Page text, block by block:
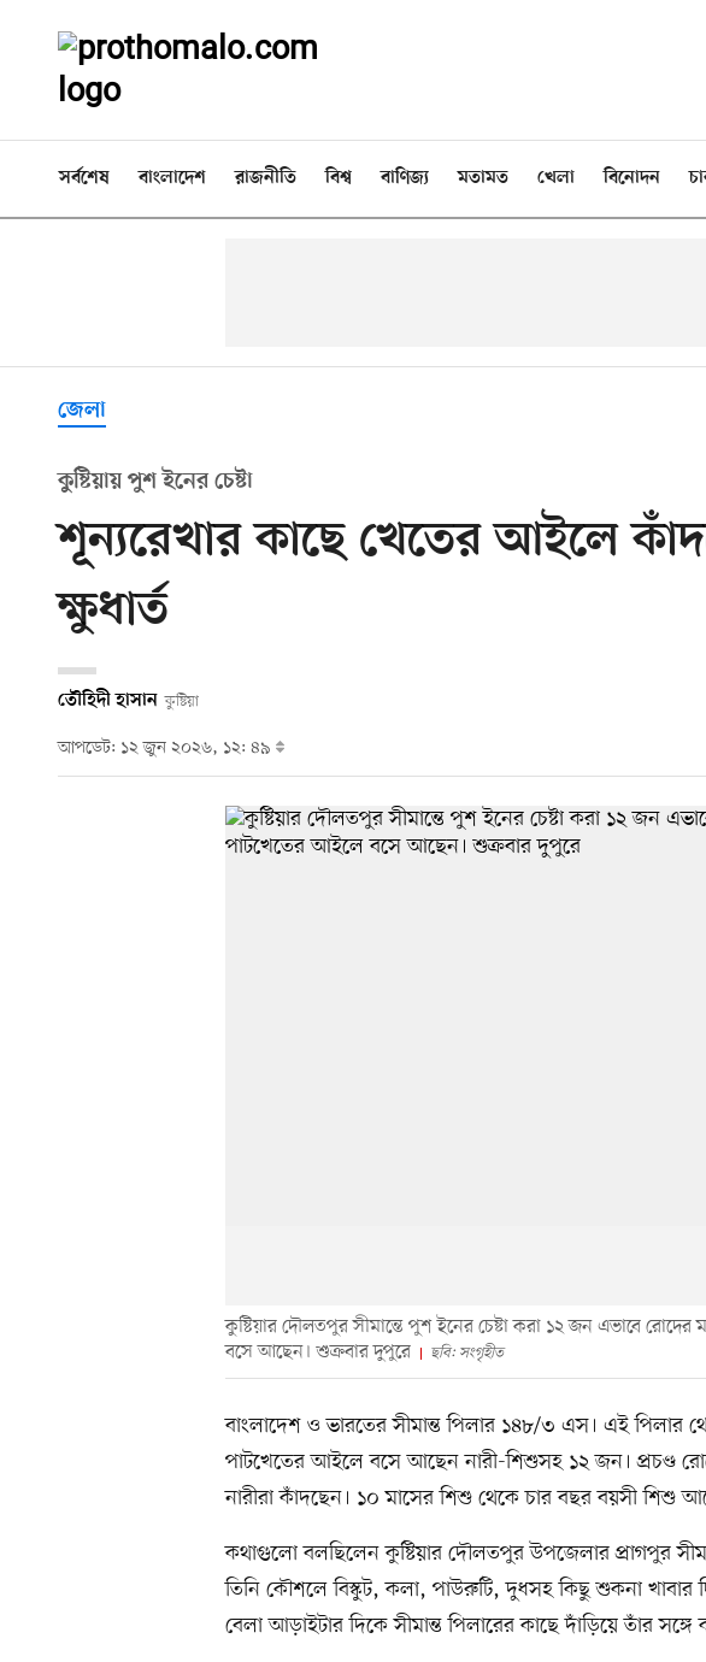
সর্বশেষ বাংলাদেশ রাজনীতি বিশ্ব বাণিজ্য মতামত খেলা বিনোদন
জেলা
কুষ্টিয়ায় পুশ ইনের চেষ্টা
শূন্যরেখার কাছে খেতের আইলে
ক্ষুধার্ত
তৌহিদী হাসান কুষ্টিয়া
আপডেট: ১২ জুন ২০২৬, ১২: ৪৯
কুষ্টিয়ার দৌলতপুর সীমান্তে পুশ ইনের চেষ্টা করা ১২ জন এভাবে
বসে আছেন। শুক্রবার দুপুরে
ছবি: সংগৃহীত
বাংলাদেশ ও ভারতের সীমান্ত পিলার ১৪৮/৩ এস। এই পিলার
পাটখেতের আইলে বসে আছেন নারী-শিশুসহ ১২ জন। প্রচণ্ড রোদে
নারীরা কাঁদছেন। ১০ মাসের শিশু থেকে চার বছর বয়সী শিশু
কথাগুলো বলছিলেন কুষ্টিয়ার দৌলতপুর উপজেলার প্রাগপুর
তিনি কৌশলে বিস্কুট, কলা, পাউরুটি, দুধসহ কিছু শুকনা
বেলা আড়াইটার দিকে সীমান্ত পিলারের কাছে দাঁড়িয়ে তাঁর সঙ্গে